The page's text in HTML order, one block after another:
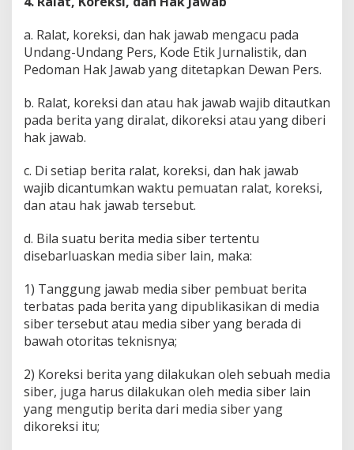
a. Ralat, koreksi, dan hak jawab mengacu pada
Undang-Undang Pers, Kode Etik Jurnalistik, dan
Pedoman Hak Jawab yang ditetapkan Dewan Pers.
b. Ralat, koreksi dan atau hak jawab wajib ditautkan
pada berita yang diralat, dikoreksi atau yang diberi
hak jawab.
c. Di setiap berita ralat, koreksi, dan hak jawab
wajib dicantumkan waktu pemuatan ralat, koreksi,
dan atau hak jawab tersebut.
d. Bila suatu berita media siber tertentu
disebarluaskan media siber lain, maka:
1) Tanggung jawab media siber pembuat berita
terbatas pada berita yang dipublikasikan di media
siber tersebut atau media siber yang berada di
bawah otoritas teknisnya;
2) Koreksi berita yang dilakukan oleh sebuah media
siber, juga harus dilakukan oleh media siber lain
yang mengutip berita dari media siber yang
dikoreksi itu;